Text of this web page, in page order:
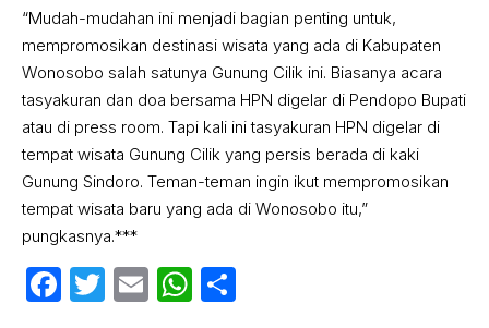
“Mudah-mudahan ini menjadi bagian penting untuk,
mempromosikan destinasi wisata yang ada di Kabupaten
Wonosobo salah satunya Gunung Cilik ini. Biasanya acara
tasyakuran dan doa bersama HPN digelar di Pendopo Bupati
atau di press room. Tapi kali ini tasyakuran HPN digelar di
tempat wisata Gunung Cilik yang persis berada di kaki
Gunung Sindoro. Teman-teman ingin ikut mempromosikan
tempat wisata baru yang ada di Wonosobo itu,”
pungkasnya.***
Facebook
Twitter
EmailWhatsApp